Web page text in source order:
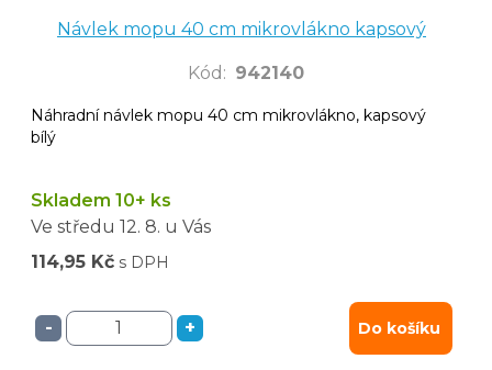
Návlek mopu 40 cm mikrovlákno kapsový
Kód : 942140
Náhradní návlek mopu 40 cm mikrovlákno, kapsový
bílý
Skladem 10+ ks
Ve středu 12. 8. u Vás
114,95 Kč s DPH
- + Do košíku